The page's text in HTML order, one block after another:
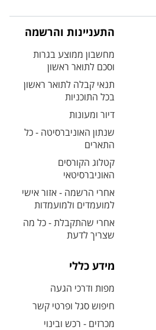
התעניינות והרשמה
מחשבון ממוצע בגרות
וסכם לתואר ראשון
תנאי קבלה לתואר ראשון
בכל התוכניות
דיור ומעונות
שנתון האוניברסיטה - כל
התארים
קטלוג הקורסים
האוניברסיטאי
אחרי הרשמה - אזור אישי
למועמדים ולמועמדות
אחרי שהתקבלת - כל מה
שצריך לדעת
מידע כללי
מפות ודרכי הגעה
חיפוש סגל ופרטי קשר
מכרזים - רכש ובינוי